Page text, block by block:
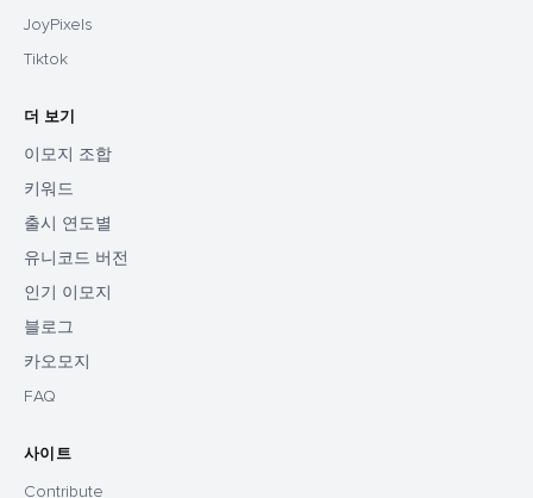
JoyPixels
Tiktok
더 보기
이모지 조합
키워드
출시 연도별
유니코드 버전
인기 이모지
블로그
카오모지
FAQ
사이트
Contribute